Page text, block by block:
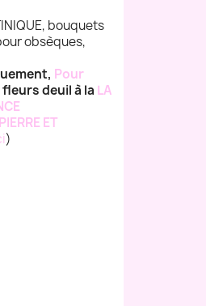
bouquets
obsèques,
Pour
deuil à la LA
ET
)